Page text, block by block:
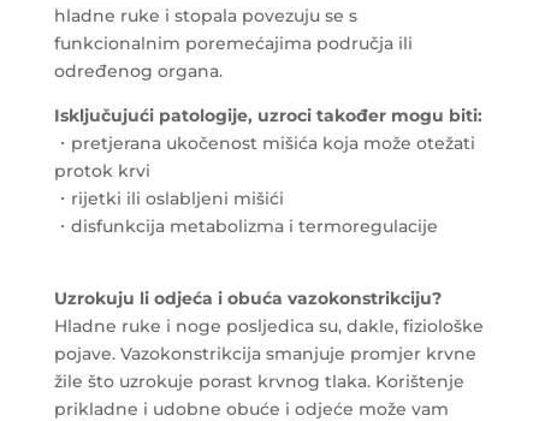
hladne ruke i stopala povezuju se s
funkcionalnim poremećajima područja ili
određenog organa.
Isključujući patologije, uzroci također mogu biti:
・pretjerana ukočenost mišića koja može otežati
protok krvi
・rijetki ili oslabljeni mišići
・disfunkcija metabolizma i termoregulacije
Uzrokuju li odjeća i obuća vazokonstrikciju?
Hladne ruke i noge posljedica su, dakle, fiziološke
pojave. Vazokonstrikcija smanjuje promjer krvne
žile što uzrokuje porast krvnog tlaka. Korištenje
prikladne i udobne obuće i odjeće može vam